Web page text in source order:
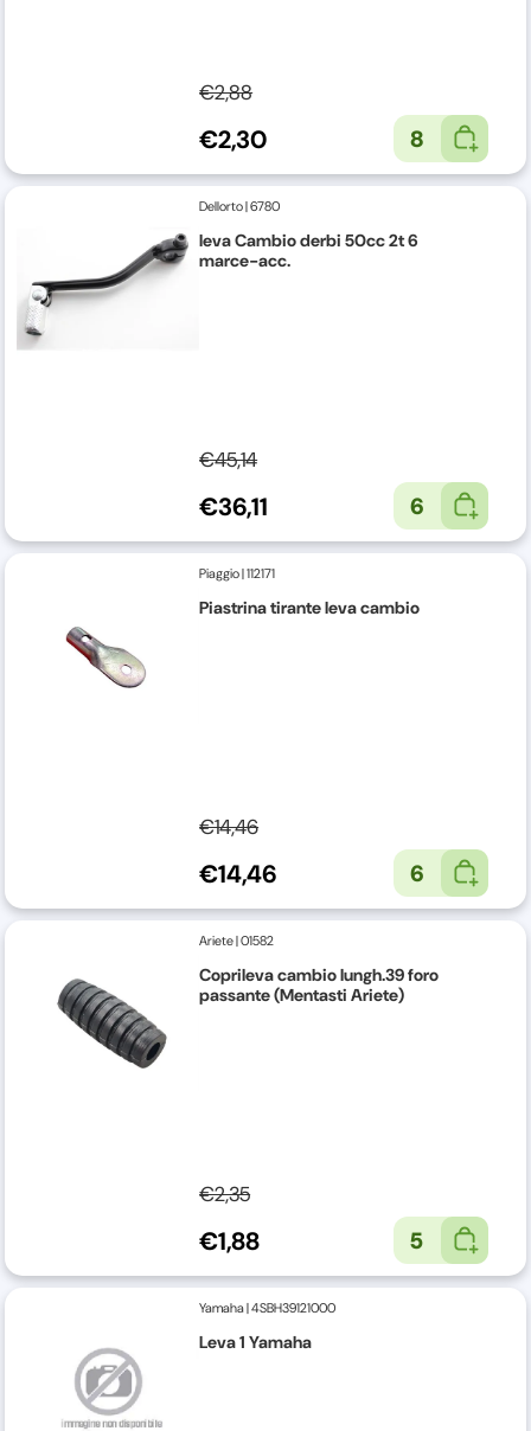
€2,88
€2,30 8
Dellorto|6780
leva Cambio derbi 50cc 2t 6
marce-acc.
€45,14
€36,11 6
Piaggio|112171
Piastrina tirante leva cambio
€14,46
€14,46 6
Ariete|01582
Coprileva cambio lungh.39 foro
passante (Mentasti Ariete)
€2,35
€1,88 5
Yamaha|4SBH39121000
Leva 1 Yamaha